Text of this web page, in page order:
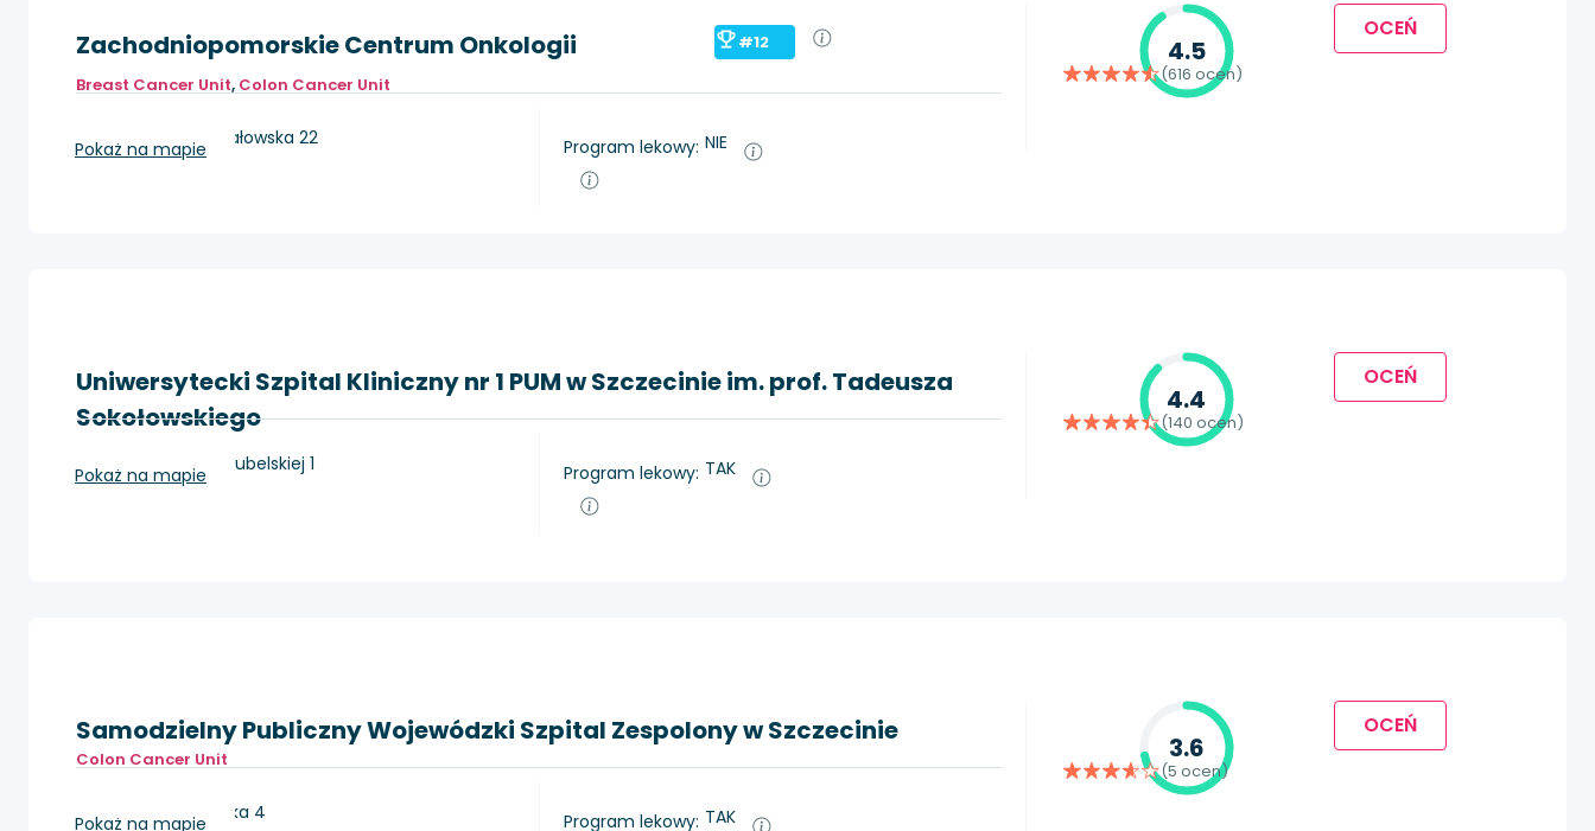
Zachodniopomorskie Centrum Onkologii
#12
Breast Cancer Unit, Colon Cancer Unit
Szczecin, ul. Strzałowska 22
Pokaż na mapie Program lekowy: NIE
4.5
(616 ocen)
OCEŃ
Uniwersytecki Szpital Kliniczny nr 1 PUM w Szczecinie im. prof. Tadeusza
Sokołowskiego
Szczecin, ul Unii Lubelskiej 1
Pokaż na mapie Program lekowy: TAK
4.4
(140 ocen)
OCEŃ
Samodzielny Publiczny Wojewódzki Szpital Zespolony w Szczecinie
Colon Cancer Unit
Szczecin, Arkońska 4
Pokaż na mapie Program lekowy: TAK
3.6
(5 ocen)
OCEŃ